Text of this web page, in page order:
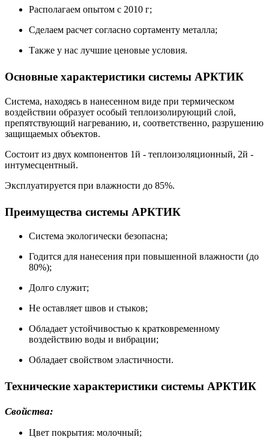
Располагаем опытом с 2010 г;
Сделаем расчет согласно сортаменту металла;
Также у нас лучшие ценовые условия.
Основные характеристики системы АРКТИК
Система, находясь в нанесенном виде при термическом
воздействии образует особый теплоизолирующий слой,
препятствующий нагреванию, и, соответственно, разрушению
защищаемых объектов.
Состоит из двух компонентов 1й - теплоизоляционный, 2й -
интумесцентный.
Эксплуатируется при влажности до 85%.
Преимущества системы АРКТИК
Система экологически безопасна;
Годится для нанесения при повышенной влажности (до
80%);
Долго служит;
Не оставляет швов и стыков;
Обладает устойчивостью к кратковременному
воздействию воды и вибрации;
Обладает свойством эластичности.
Технические характеристики системы АРКТИК
Свойства:
Цвет покрытия: молочный;